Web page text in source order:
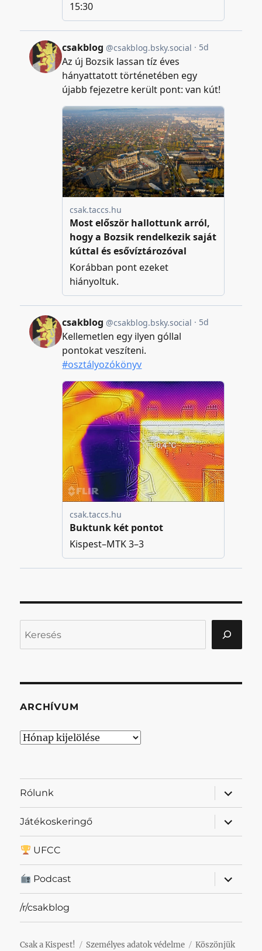
ARCHÍVUM
Archívum
Rólunk
almenü
Játékoskeringő
almenü
UFCC
Podcast
almenü
/r/csakblog
Csak a Kispest! Személyes adatok védelme
Köszönjük